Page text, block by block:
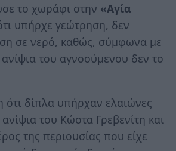
το χωράφι στην «Αγία
υπήρχε γεώτρηση, δεν
σε νερό, καθώς, σύμφωνα με
του αγνοούμενου δεν το
δίπλα υπήρχαν ελαιώνες
του Κώστα Γρεβενίτη και
της περιουσίας που είχε